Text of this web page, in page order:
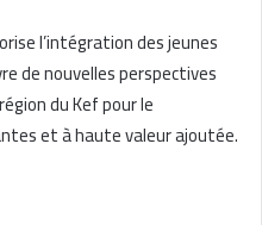
l’intégration des jeunes
de nouvelles perspectives
du Kef pour le
et à haute valeur ajoutée.